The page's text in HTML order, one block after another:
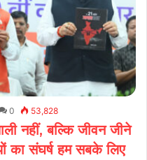
0 53,828
नहीं, बल्कि जीवन जीने
का संघर्ष हम सबके लिए